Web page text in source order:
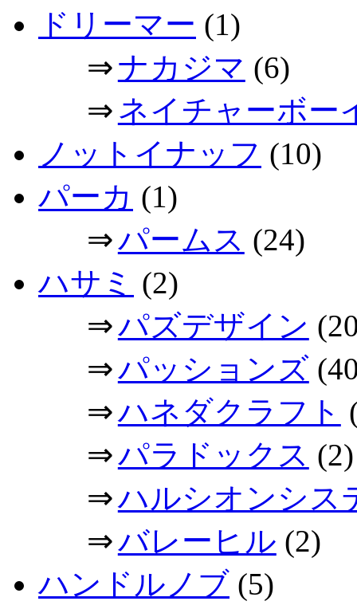
ドリーマー (1)
⇒ナカジマ (6)
⇒ ネイチャーボー
ノットイナッフ (10)
パーカ (1)
⇒パームス (24)
ハサミ (2)
⇒パズデザイン
⇒パッションズ
⇒ハネダクラフト
⇒パラドックス (2)
⇒ハルシオンシス
⇒バレーヒル (2)
ハンドルノブ (5)